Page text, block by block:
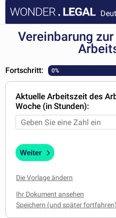
HOMEPAGE
KONTAKT
Vereinbarung
Fortschritt: 0%
Aktuelle Arbeitszeit des
Woche (in Stunden):
Weiter
Die Vorlage ändern
Ihr Dokument ansehen